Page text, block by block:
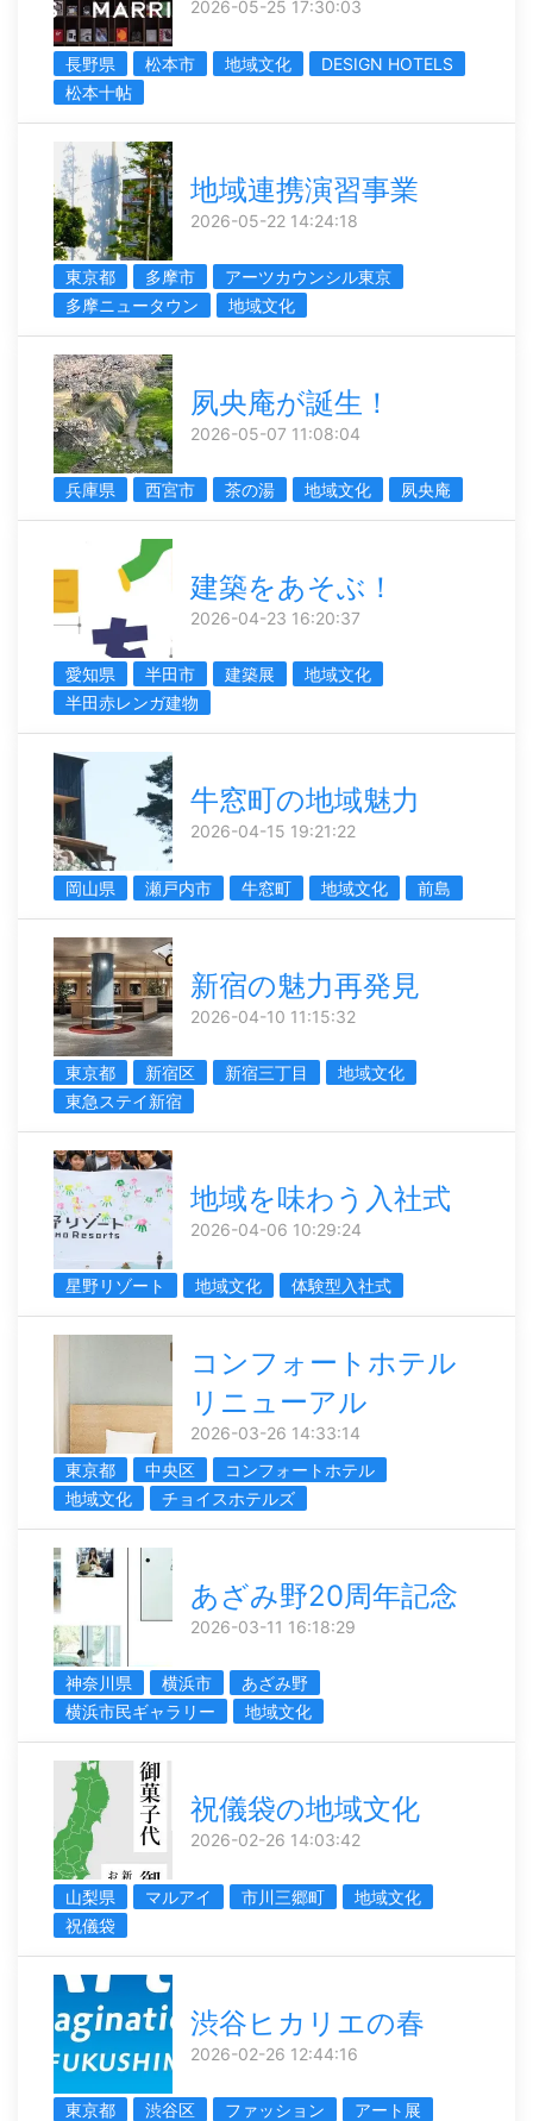
2026-05-25 17:30:03
長野県 松本市 地域文化
DESIGN HOTELS
松本十帖
地域連携演習事業
2026-05-22 14:24:18
東京都 多摩市
アーツカウンシル東京
多摩ニュータウン
地域文化
夙央庵が誕生！
2026-05-07 11:08:04
兵庫県 西宮市 茶の湯 地域文化 夙央庵
建築をあそぶ！
2026-04-23 16:20:37
愛知県 半田市 建築展
地域文化
半田赤レンガ建物
牛窓町の地域魅力
2026-04-15 19:21:22
岡山県 瀬戸内市 牛窓町 地域文化 前島
新宿の魅力再発見
2026-04-10 11:15:32
東京都 新宿区 新宿三丁目
地域文化
東急ステイ新宿
地域を味わう入社式
2026-04-06 10:29:24
星野リゾート 地域文化 体験型入社式
コンフォートホテル
リニューアル
2026-03-26 14:33:14
東京都
中央区
コンフォートホテル
地域文化
チョイスホテルズ
あざみ野20周年記念
2026-03-11 16:18:29
神奈川県 横浜市
あざみ野
横浜市民ギャラリー
地域文化
祝儀袋の地域文化
2026-02-26 14:03:42
山梨県 マルアイ 市川三郷町
地域文化
祝儀袋
渋谷ヒカリエの春
2026-02-26 12:44:16
東京都 渋谷区 ファッション
アート展